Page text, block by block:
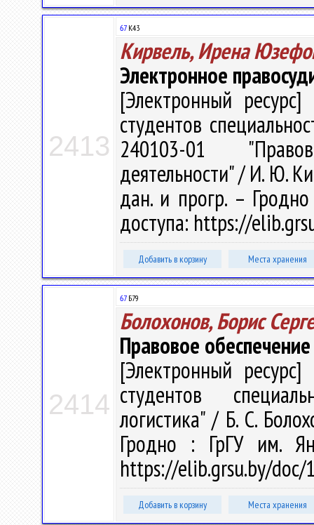
2413
67К43
Кирвель, Ирена
Электронное
[Электронный
студентов
240103-01
деятельности" / И. Ю.
дан. и прогр. –
доступа: https://
Добавить в корзину Места хранения
2414
67Б79
Болохонов, Борис
Правовое
[Электронный
студентов
логистика" / Б. С.
Гродно : ГрГУ им.
https://elib.grsu.by/
Добавить в корзину Места хранения